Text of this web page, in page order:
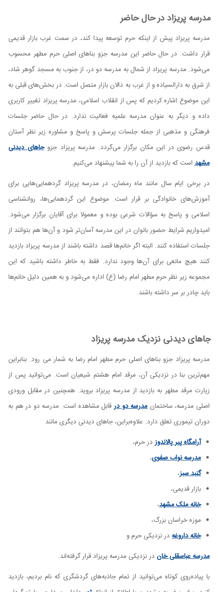
مدرسه پریزاد در حال حاضر
مدرسه پریزاد پیش از اینکه حرم توسعه پیدا کند، در سمت غرب بازار قدیمی
قرار داشت. در حال حاضر این مدرسه جزو بناهای اصلی حرم مطهر محسوب
می‌شود. مدرسه پریزاد از شمال به مدرسه دو در، از جنوب به مسجد گوهر شاد،
از شرق به دارالسیاده و از غرب به دالان بازار متصل است. در بخش‌های قبلی به
این موضوع اشاره کردیم که پس از انقلاب اسلامی، مدرسه پریزاد تغییر کاربری
داده و دیگر به عنوان مدرسه علمیه فعالیت ندارد. در حال حاضر جلسات
فرهنگی و مذهبی از جمله جلسات پرسش و پاسخ و مشاوره زیر نظر آستان
قدس رضوی در این مکان برگزار می‌گردد. مدرسه پریزاد جزوجاهای دیدنی
مشهد است که بازدید از آن را به شما پیشنهاد می‌کنیم.
در برخی ایام سال مانند ماه رمضان، در مدرسه پریزاد گردهمایی‌هایی برای
آموزش‌های خانوادگی بر قرار است. موضوع این گردهمایی‌ها، روانشناسی
اسلامی و پاسخ به سؤالات شرعی بوده و معمولا برای آقایان برگزار می‌شود.
امیدواریم شرایط حضور بانوان در این مدرسه آسان‌تر شود و آن‌ها هم بتوانند از
جلسات استفاده کنند. البته اگر خانم‌ها قصد داشته باشند از مدرسه پریزاد بازدید
کنند هیچ مانعی برای آن‌ها وجود ندارد. فقط به خاطر داشته باشید که این
مجموعه زیر نظر حرم مطهر امام رضا (ع) اداره می‌شود و به همین دلیل خانم‌ها
باید چادر بر سر داشته باشند.
جاهای دیدنی نزدیک مدرسه پریزاد
مدرسه پریزاد جزو بناهای اصلی حرم مطهر امام رضا به شمار می رود. بنابراین
مهم‌ترین بنا در نزدیکی آن، مرقد امام هشتم شیعیان است. می‌توانید پس از
زیارت مرقد مطهر به بازدید از مدرسه پریزاد بروید. همچنین در مقابل ورودی
اصلی مدرسه، ساختمان مدرسه دو درقابل مشاهده است. مدرسه دو در هم به
دوران تیموری تعلق دارد. علاوه‌براین، جاهای دیدنی دیگری مانند
آرامگاه پیر پالاندوزدر حرم،
مدرسه نواب صفوی،
گنبد سبز،
بازار قدیمی،
خانه ملک مشهد،
موزه خراسان بزرگ،
خانه داروغه در نزدیکی حرم و
مدرسه عباسقلی خان در نزدیکی مدرسه پریزاد قرار گرفته‌اند.
با پیاده‌روی کوتاه می‌توانید از تمام جاذبه‌های گردشگری که نام بردیم، بازدید